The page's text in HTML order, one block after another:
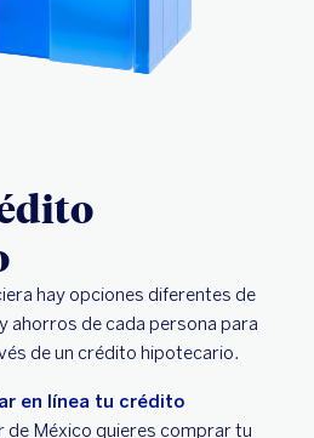
hay opciones diferentes de
ahorros de cada persona para
de un crédito hipotecario.
en línea tu crédito
de México quieres comprar tu